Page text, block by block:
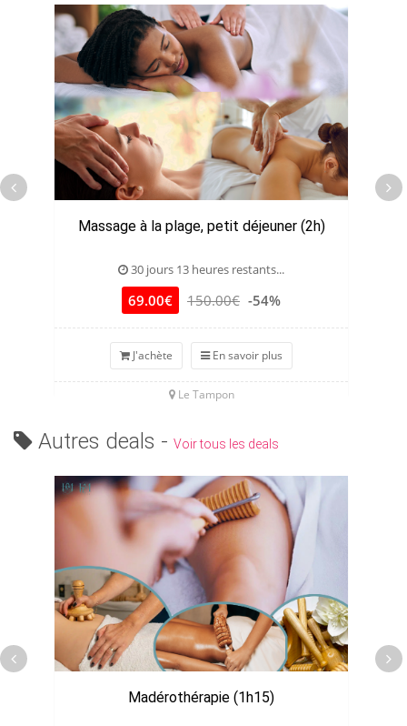
Massage à la plage, petit déjeuner (2h)
30 jours 13 heures restants...
69.00€ 150.00€ -54%
J'achète En savoir plus
Le Tampon
Autres deals - Voir tous les deals
Madérothérapie (1h15)